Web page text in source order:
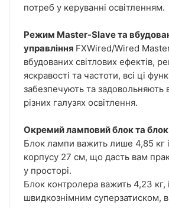
потреб у керуванні освітленням.
Режим Master-Slave та
управління FXWired/Wired
вбудованих світлових ефектів,
яскравості та частоти, всі ці
забезпечують та задовольняють
різних галузях освітлення.
Окремий ламповий блок та блок
Блок лампи важить лише 4,85 кг
корпусу 27 см, що дасть вам
у просторі.
Блок контролера важить 4,23 кг,
швидкознімним суперзатиском,